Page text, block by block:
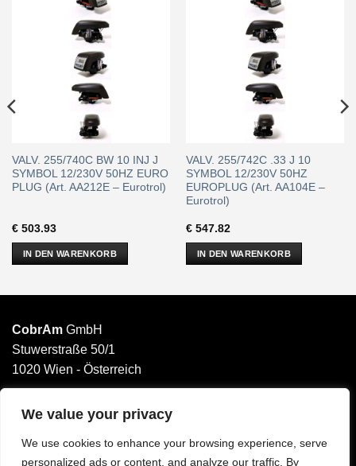
We value your privacy
We use cookies to enhance your browsing experience, serve
personalized ads or content, and analyze our traffic. By
VALV. 255/740C BW 10 INJ J
SYMBOL 12/230V 50HZ EURO
PLUG (Art. AA212E – Eurotrol)
€503.93
IN DEN WARENKORB
VALV. 255/742C .33 J 10
SYMBOL 12/230V 50HZ
EUROPLUG (Art. AA104E –
Eurotrol)
€547.82
IN DEN WARENKORB
CobrAm GmbH
Stuwerstraße 50/1
1020 Wien - Österreich
______________________
Email: office@cobram.gmbh
Impressum